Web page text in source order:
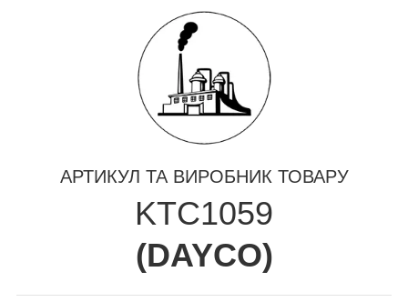
АРТИКУЛ ТА ВИРОБНИК ТОВАРУ
KTC1059
(DAYCO)